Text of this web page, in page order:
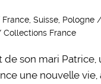
Suisse, Pologne
France
de son mari
une nouvelle vie,